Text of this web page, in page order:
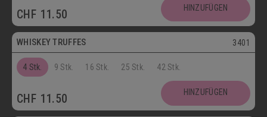
CHF 11.50 HINZUFÜGEN
Vegetarisch
WHISKEY TRUFFES 3401
4 Stk. 9 Stk. 16 Stk. 25 Stk. 42 Stk.
CHF 11.50 HINZUFÜGEN
Vegetarisch